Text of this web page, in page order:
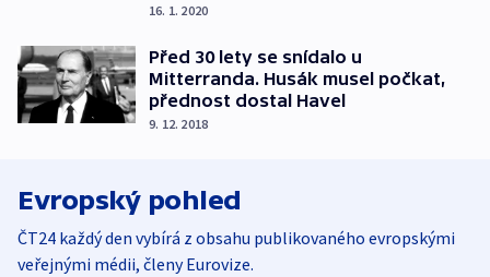
16. 1. 2020
Před 30 lety se snídalo u
Mitterranda. Husák musel počkat,
přednost dostal Havel
9. 12. 2018
Evropský pohled
ČT24 každý den vybírá z obsahu publikovaného evropskými
veřejnými médii, členy Eurovize.